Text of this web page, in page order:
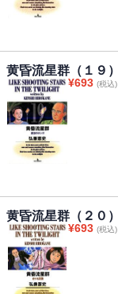
黄昏流星群（１９）
¥693 (税込)
黄昏流星群（２０）
¥693 (税込)